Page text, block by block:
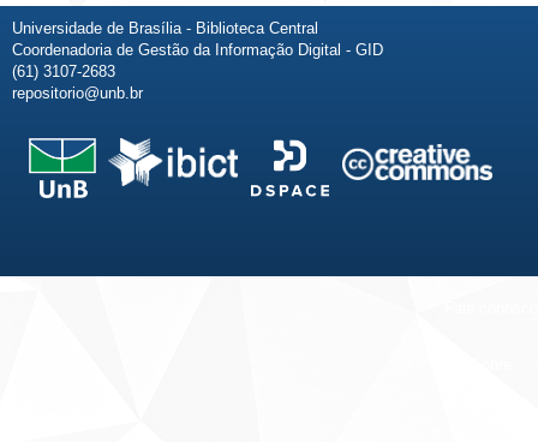
Universidade de Brasília - Biblioteca Central
Coordenadoria de Gestão da Informação Digital - GID
(61) 3107-2683
repositorio@unb.br